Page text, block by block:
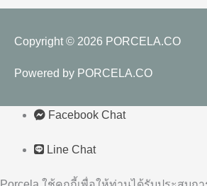
ข้าม
Copyright © 2026 PORCELA.CO
Powered by PORCELA.CO
Facebook Chat
Line Chat